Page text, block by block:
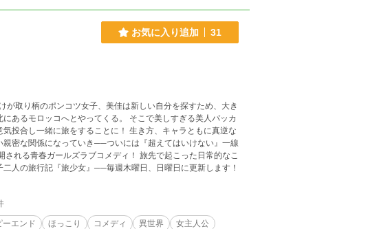
お気に入り追加 31
やってくる。 そこで美しすぎる美人パッカ
することに！ 生き方、キャラともに真逆な
密な関係になっていき──ついには『超えてはいけない』一線
人の旅行記『旅少女』──毎週木曜日、日曜日に更新します！
ーエンド ほっこり コメディ 異世界 女主人公